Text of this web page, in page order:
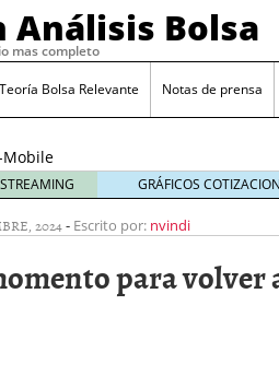
Análisis Bolsa
mas completo
Teoría Bolsa Relevante Notas de prensa
Mobile
GRÁFICOS
2024- Escrito por: nvindi
para volver